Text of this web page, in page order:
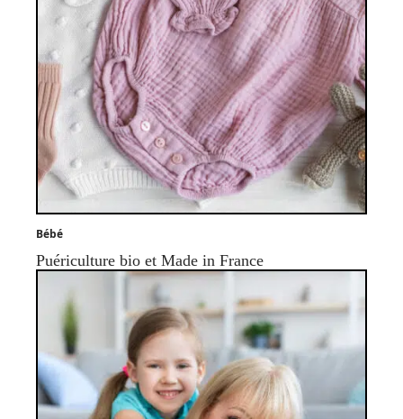
Bébé
Puériculture bio et Made in France